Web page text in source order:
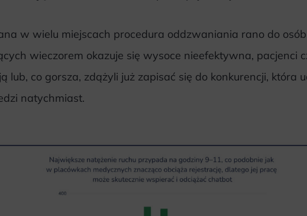
w wielu miejscach procedura oddzwaniania rano do osób
wieczorem okazuje się wysoce nieefektywna, pacjenci
lub, co gorsza, zdążyli już zapisać się do konkurencji, która
natychmiast.